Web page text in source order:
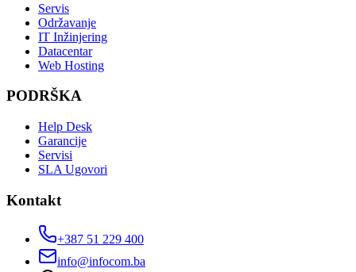
Servis
Održavanje
IT Inžinjering
Datacentar
Web Hosting
PODRŠKA
Help Desk
Garancije
Servisi
SLA Ugovori
Kontakt
+387 51 229 400
info@infocom.ba